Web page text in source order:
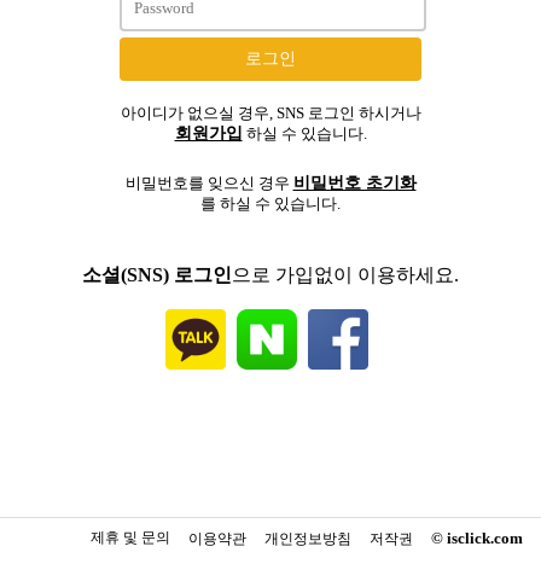
아이디가 없으실 경우, SNS 로그인 하시거나
회원가입 하실 수 있습니다.
비밀번호를 잊으신 경우 비밀번호 초기화
를 하실 수 있습니다.
소셜(SNS) 로그인 으로 가입없이 이용하세요.
© isclick.com
저작권
개인정보방침
이용약관
제휴 및 문의